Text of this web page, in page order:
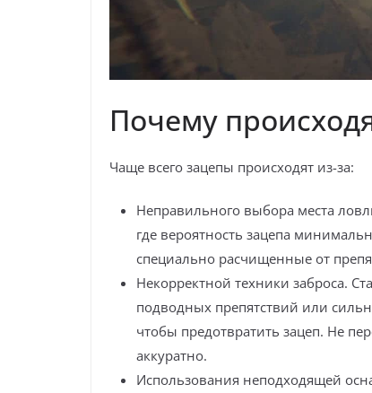
Почему
Чаще всего зацепы происходят из-за:
Неправильного выбора места
где вероятность зацепа
специально расчищенные от
Некорректной техники заброса.
подводных препятствий или
чтобы предотвратить зацеп. Не
аккуратно.
Использования неподходящей